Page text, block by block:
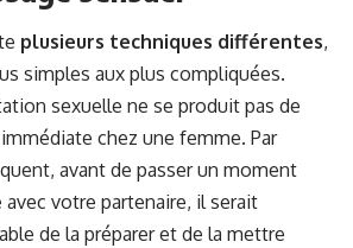
plusieurs techniques différentes,
simples aux plus compliquées.
sexuelle ne se produit pas de
chez une femme. Par
avant de passer un moment
avec votre partenaire, il serait
de la préparer et de la mettre